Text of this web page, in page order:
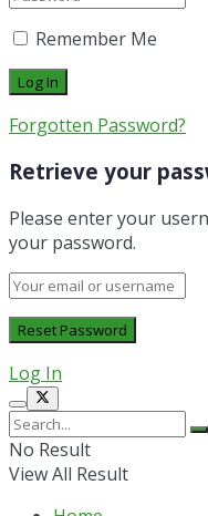
Remember Me
Forgotten Password?
Retrieve your
Please enter your
your password.
Log In
No Result
View All Result